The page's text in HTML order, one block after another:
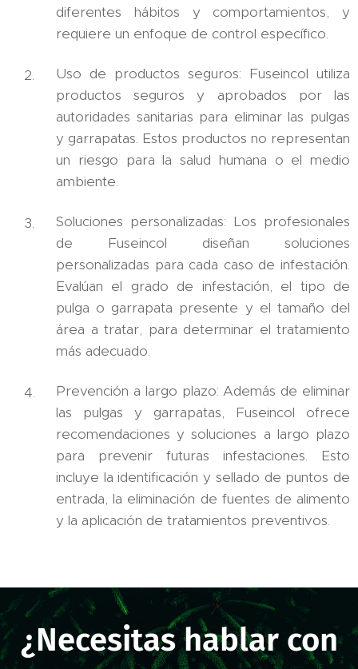
diferentes hábitos y comportamientos, y
requiere un enfoque de control específico.
Uso de productos seguros: Fuseincol utiliza
productos seguros y aprobados por las
autoridades sanitarias para eliminar las pulgas
y garrapatas. Estos productos no representan
un riesgo para la salud humana o el medio
ambiente.
Soluciones personalizadas: Los profesionales
de Fuseincol diseñan soluciones
personalizadas para cada caso de infestación.
Evalúan el grado de infestación, el tipo de
pulga o garrapata presente y el tamaño del
área a tratar, para determinar el tratamiento
más adecuado.
Prevención a largo plazo: Además de eliminar
las pulgas y garrapatas, Fuseincol ofrece
recomendaciones y soluciones a largo plazo
para prevenir futuras infestaciones. Esto
incluye la identificación y sellado de puntos de
entrada, la eliminación de fuentes de alimento
y la aplicación de tratamientos preventivos.
¿Necesitas hablar con